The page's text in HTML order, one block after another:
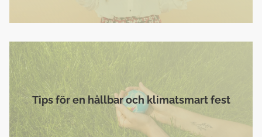
Tips för en hållbar och klimatsmart fest